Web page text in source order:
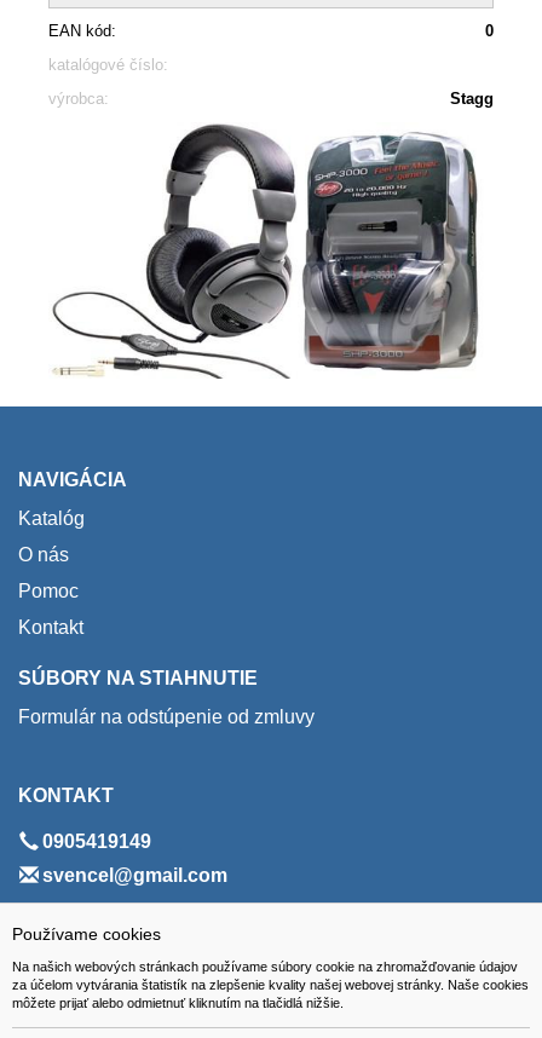
Používame cookies
Na našich webových stránkach používame súbory cookie na zhromažďovanie údajov
za účelom vytvárania štatistík na zlepšenie kvality našej webovej stránky. Naše cookies
môžete prijať alebo odmietnuť kliknutím na tlačidlá nižšie.
EAN kód:
0
katalógové číslo:
výrobca:
Stagg
NAVIGÁCIA
Katalóg
O nás
Pomoc
Kontakt
SÚBORY NA STIAHNUTIE
Formulár na odstúpenie od zmluvy
KONTAKT
0905419149
svencel@gmail.com
ADRESA
VEST - tech s.r.o.
Hviezdoslavova 280/6, 965 01 Žiar nad Hronom